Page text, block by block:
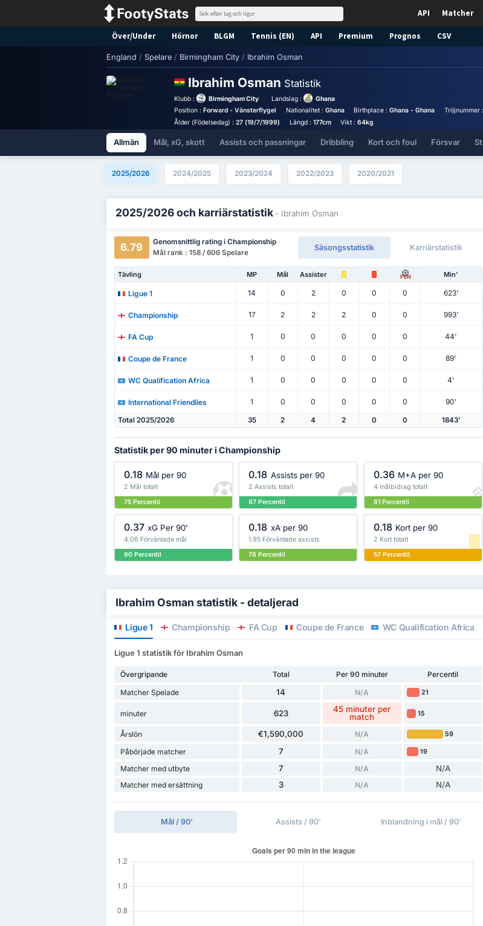
Matcher
API
Över/Under Hörnor BLGM Tennis (EN) API Premium Prognos CSV
England / Spelare / Birmingham City / Ibrahim Osman
Ibrahim Osman Statistik
Klubb : Birmingham City Landslag :
Ghana
Position :Forward - Vänsterflygel Nationalitet : Ghana Birthplace :Ghana - Ghana Tröjnummer :
Ålder (Födelsedag) :27 (19/7/1999) Längd : 177cm Vikt :64kg
Allmän Mål, xG, skott Assists och passningar Dribbling Kort och foul Försvar
2025/2026 2024/2025 2023/2024 2022/2023 2020/2021
2025/2026 och karriärstatistik - Ibrahim Osman
6.79
Genomsnittlig rating i Championship
Mål rank : 158 / 606 Spelare
Säsongsstatistik Karriärstatistik
Tävling MP Mål Assister PEN Min'
Ligue 1 14 0 2 0 0 0 623'
Championship 17 2 2 2 0 0 993'
FA Cup 1 0 0 0 0 0 44'
Coupe de France 1 0 0 0 0 0 89'
WC Qualification Africa 1 0 0 0 0 0 4'
International Friendlies 1 0 0 0 0 0 90'
Total 2025/2026 35 2 4 2 0 0 1843'
Statistik per 90 minuter i Championship
0.18 Mål per 90
2 Mål totalt
75 Percentil
0.18 Assists per 90
2 Assists totalt
87 Percentil
0.36 M+A per 90
4 målbidrag totalt
81 Percentil
0.37 xG Per 90'
4.06 Förväntade mål
90 Percentil
0.18 xA per 90
1.95 Förväntade assists
78 Percentil
0.18 Kort per 90
2 Kort totalt
57 Percentil
Ibrahim Osman statistik - detaljerad
Ligue 1 Championship FA Cup Coupe de France WC Qualification Africa
Ligue 1 statistik för Ibrahim Osman
Övergripande Total Per 90 minuter
Percentil
Matcher Spelade
14 N/A 21
minuter 623
45 minuter per
match
15
Årslön €1,590,000 N/A 59
Påbörjade matcher 7 N/A 19
Matcher med utbyte 7 N/A N/A
Matcher med ersättning 3 N/A N/A
Mål / 90' Assists / 90' Inblandning i mål / 90'